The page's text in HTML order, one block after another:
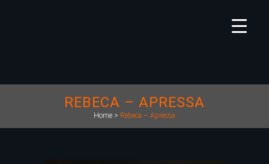
REBECA – APRESSA
Home > Rebeca – Apressa